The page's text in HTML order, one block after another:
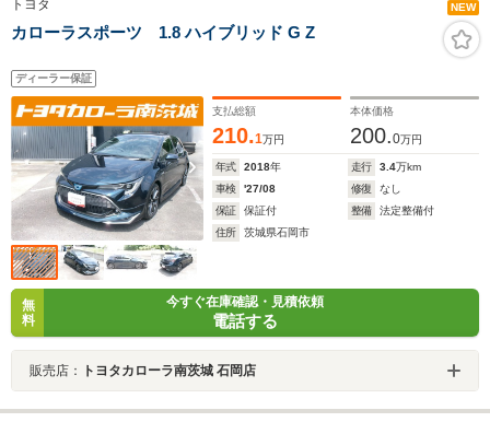
トヨタ NEW
カローラスポーツ 1.8 ハイブリッド G Z
ディーラー保証
支払総額
210.1万円
本体価格
200.0万円
年式 2018年 走行 3.4万km
車検
'27/08 修復
なし
保証
保証付 整備
法定整備付
住所
茨城県石岡市
無
料
今すぐ在庫確認・見積依頼
電話する
販売店： トヨタカローラ南茨城 石岡店